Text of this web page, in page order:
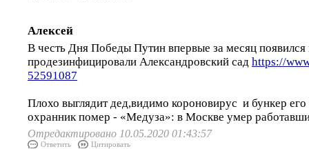
Алексей
В честь Дня Победы Путин впервые за месяц появился
продезинфицировали Александровский сад https://
52591087
Плохо выглядит дед,видимо короновирус и бункер его
охранник помер - «Медуза»: в Москве умер
Отредактировано 10.05.2020 01:43:57
Ответить Цитировать